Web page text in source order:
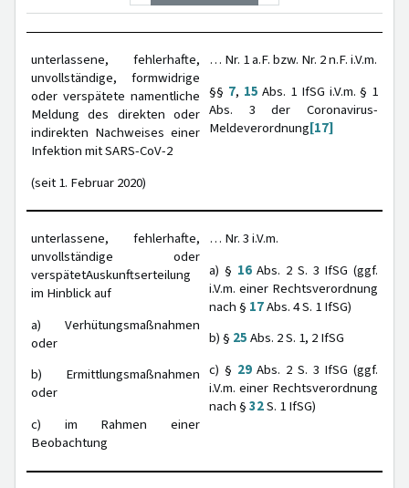
unterlassene, fehlerhafte,
unvollständige, formwidrige
oder verspätete namentliche
Meldung des direkten oder
indirekten Nachweises einer
Infektion mit SARS-CoV-2
(seit 1. Februar 2020)
… Nr. 1 a.F. bzw. Nr. 2 n.F. i.V.m.
§§ 7, 15 Abs. 1 IfSG i.V.m. § 1
Abs. 3 der Coronavirus-
Meldeverordnung[17]
unterlassene, fehlerhafte,
unvollständige oder
verspätetAuskunftserteilung
im Hinblick auf
a) Verhütungsmaßnahmen
oder
b) Ermittlungsmaßnahmen
oder
c) im Rahmen einer
Beobachtung
… Nr. 3 i.V.m.
a) § 16Abs. 2 S. 3 IfSG (ggf.
i.V.m. einer Rechtsverordnung
nach § 17Abs. 4 S. 1 IfSG)
b) § 25Abs. 2 S. 1, 2 IfSG
c) § 29Abs. 2 S. 3 IfSG (ggf.
i.V.m. einer Rechtsverordnung
nach §32S. 1 IfSG)